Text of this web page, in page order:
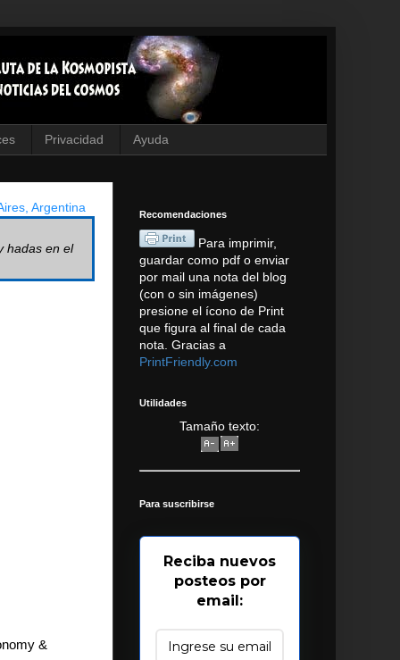
Privacidad Ayuda
Argentina
hadas en el
&
Recomendaciones
Para imprimir,
guardar como pdf o enviar
por mail una nota del blog
(con o sin imágenes)
presione el ícono de Print
que figura al final de cada
nota. Gracias a
PrintFriendly.com
Utilidades
Tamaño texto:
Para suscribirse
Reciba nuevos
posteos por
email: